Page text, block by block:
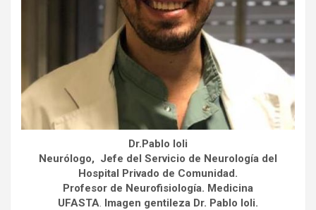
Dr.Pablo Ioli
Neurólogo, Jefe del Servicio de Neurología del
Hospital Privado de Comunidad.
Profesor de Neurofisiología. Medicina
UFASTA. Imagen gentileza Dr. Pablo Ioli.